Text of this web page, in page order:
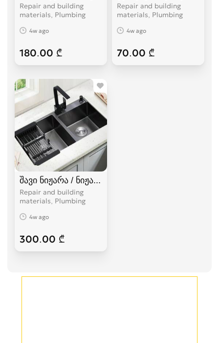
Repair and building
materials, Plumbing
4w ago
180.00 ₾
Repair and building
materials, Plumbing
4w ago
70.00 ₾
შავი ნიჟარა / ნიჟარები / უჟანგავი ნიჟარები
Repair and building
materials, Plumbing
4w ago
300.00 ₾